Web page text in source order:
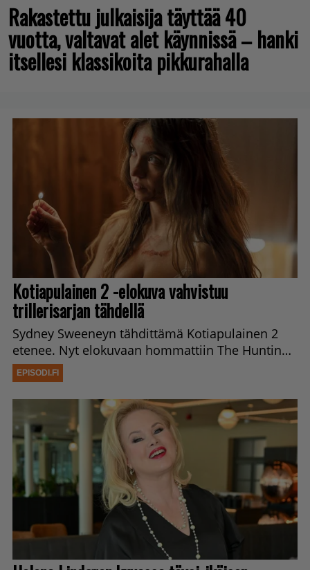
Rakastettu julkaisija täyttää 40
vuotta, valtavat alet käynnissä – hanki
itsellesi klassikoita pikkurahalla